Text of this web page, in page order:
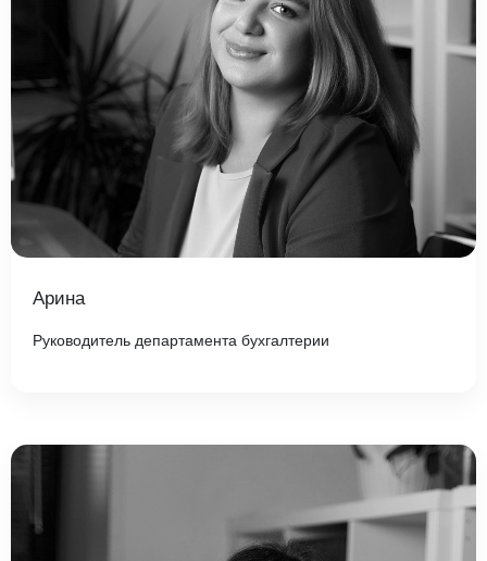
Арина
Руководитель департамента бухгалтерии